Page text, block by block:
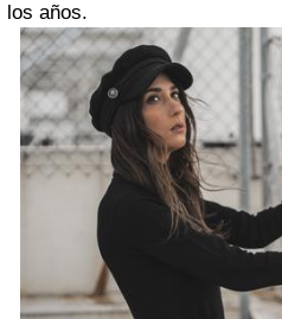
los años.